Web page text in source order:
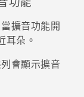
擴音功能開
耳朵。
會顯示擴音